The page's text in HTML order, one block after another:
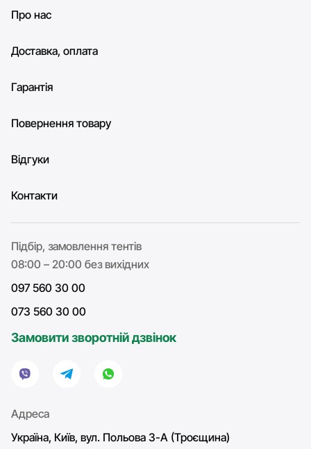
Про нас
Доставка, оплата
Гарантія
Повернення товару
Відгуки
Контакти
Підбір, замовлення тентів
08:00 – 20:00 без вихідних
097 560 30 00
073 560 30 00
Замовити зворотній дзвінок
Адреса
Україна, Київ, вул. Польова 3-А (Троєщина)